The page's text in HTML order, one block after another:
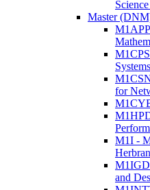
Master
Systems
for
M1I -
and